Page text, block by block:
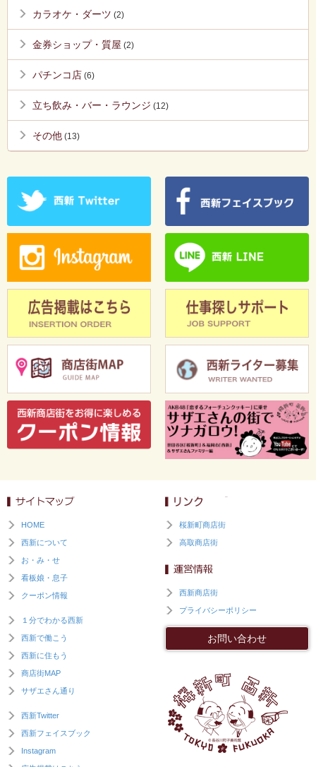
カラオケ・ダーツ (2)
金券ショップ・質屋 (2)
パチンコ店 (6)
立ち飲み・バー・ラウンジ (12)
その他 (13)
HOME
西新について
お・み・せ
看板娘・息子
クーポン情報
１分でわかる西新
西新で働こう
西新に住もう
商店街MAP
サザエさん通り
西新Twitter
西新フェイスブック
Instagram
桜新町商店街
高取商店街
西新商店街
プライバシーポリシー
お問い合わせ